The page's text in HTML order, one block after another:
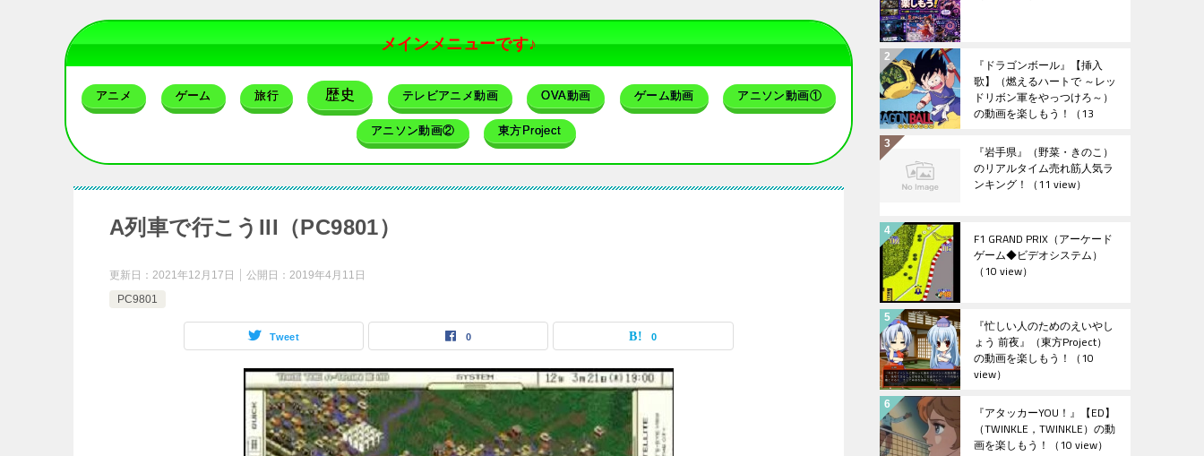
メインメニューです♪
アニメ ゲーム 旅行 歴史 テレビアニメ動画 OVA動画 ゲーム動画 アニソン動画①
アニソン動画② 東方Project
A列車で行こうIII（PC9801）
更新日： 2021年12月17日 公開日： 2019年4月11日
PC9801
Tweet 0 0
『ドラゴンボール』【挿入
歌】（燃えるハートで ～レッ
ドリボン軍をやっつけろ～）
の動画を楽しもう！ （13
『岩手県』（野菜・きのこ）
のリアルタイム売れ筋人気ラ
ンキング！ （11 view）
F1 GRAND PRIX（アーケード
ゲーム◆ビデオシステム）
（10 view）
『忙しい人のためのえいやし
ょう 前夜』（東方Project）
の動画を楽しもう！ （10
view）
『アタッカーYOU！』【ED】
（TWINKLE，TWINKLE）の動
画を楽しもう！ （10 view）